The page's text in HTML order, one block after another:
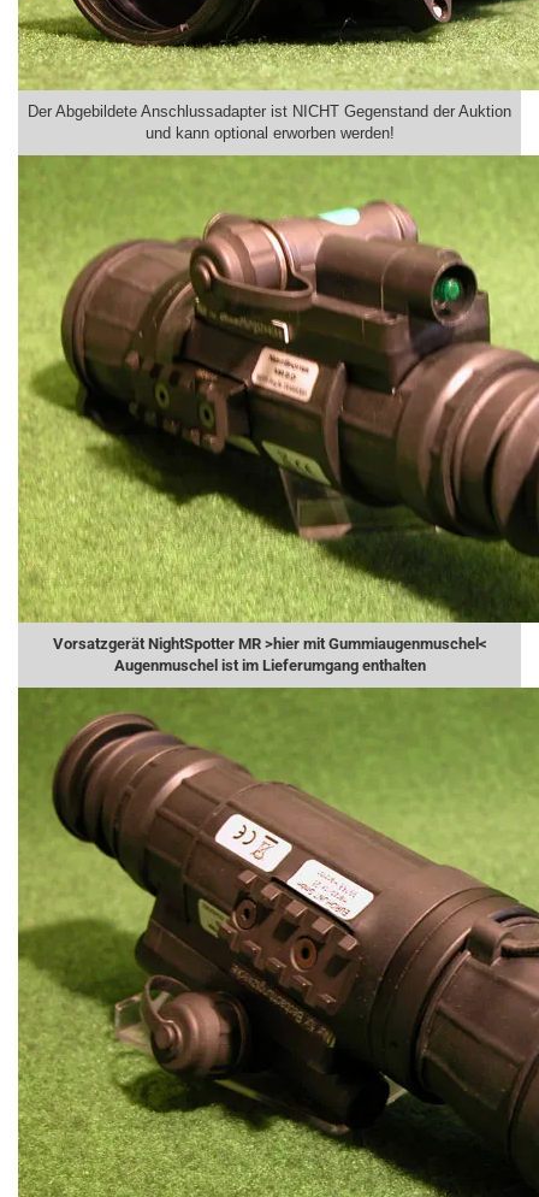
Der Abgebildete Anschlussadapter ist NICHT Gegenstand der Auktion
und kann optional erworben werden!
Vorsatzgerät NightSpotter MR >hier mit Gummiaugenmuschel<
Augenmuschel ist im Lieferumgang enthalten